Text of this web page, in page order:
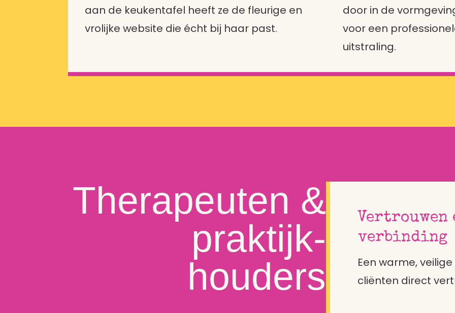
aan de keukentafel heeft ze de fleurige en
vrolijke website die écht bij haar past.
door in de
voor een
uitstraling.
Therapeuten &
praktijk-
houders
Vertrouwen
verbinding
Een warme,
cliënten direct